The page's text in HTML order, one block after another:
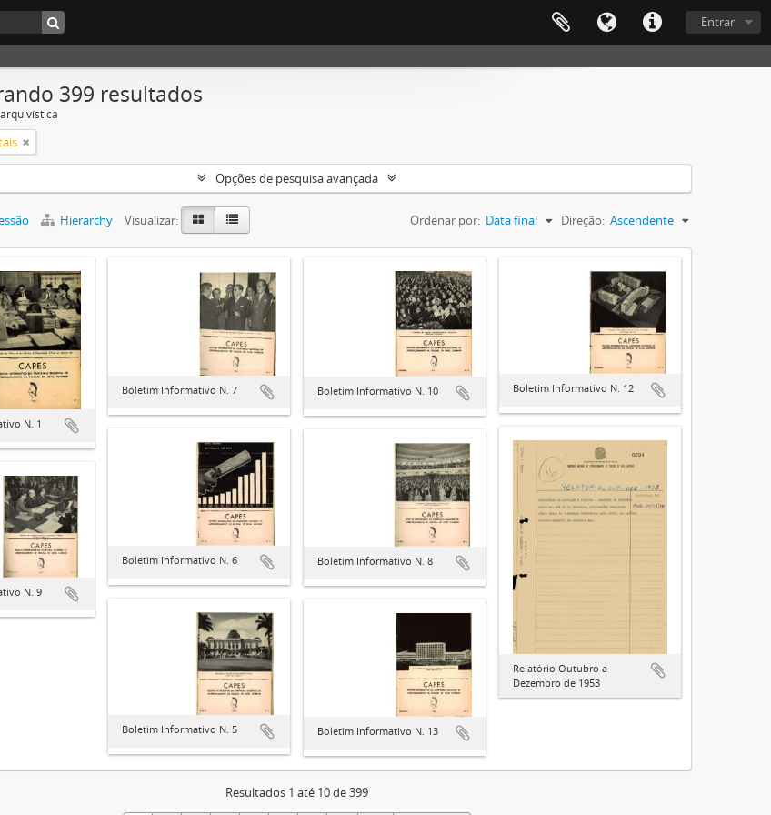
Entrar
399 resultados
Opções de pesquisa avançada
Hierarchy Visualizar: Ordenar por: Data final Direção: Ascendente
N. 1
Boletim Informativo N. 7 Boletim Informativo N. 10 Boletim Informativo N. 12
Relatório Outubro a
Dezembro de 1953
Boletim Informativo N. 6 Boletim Informativo N. 8
N. 9
Boletim Informativo N. 5 Boletim Informativo N. 13
Resultados 1 até 10 de 399